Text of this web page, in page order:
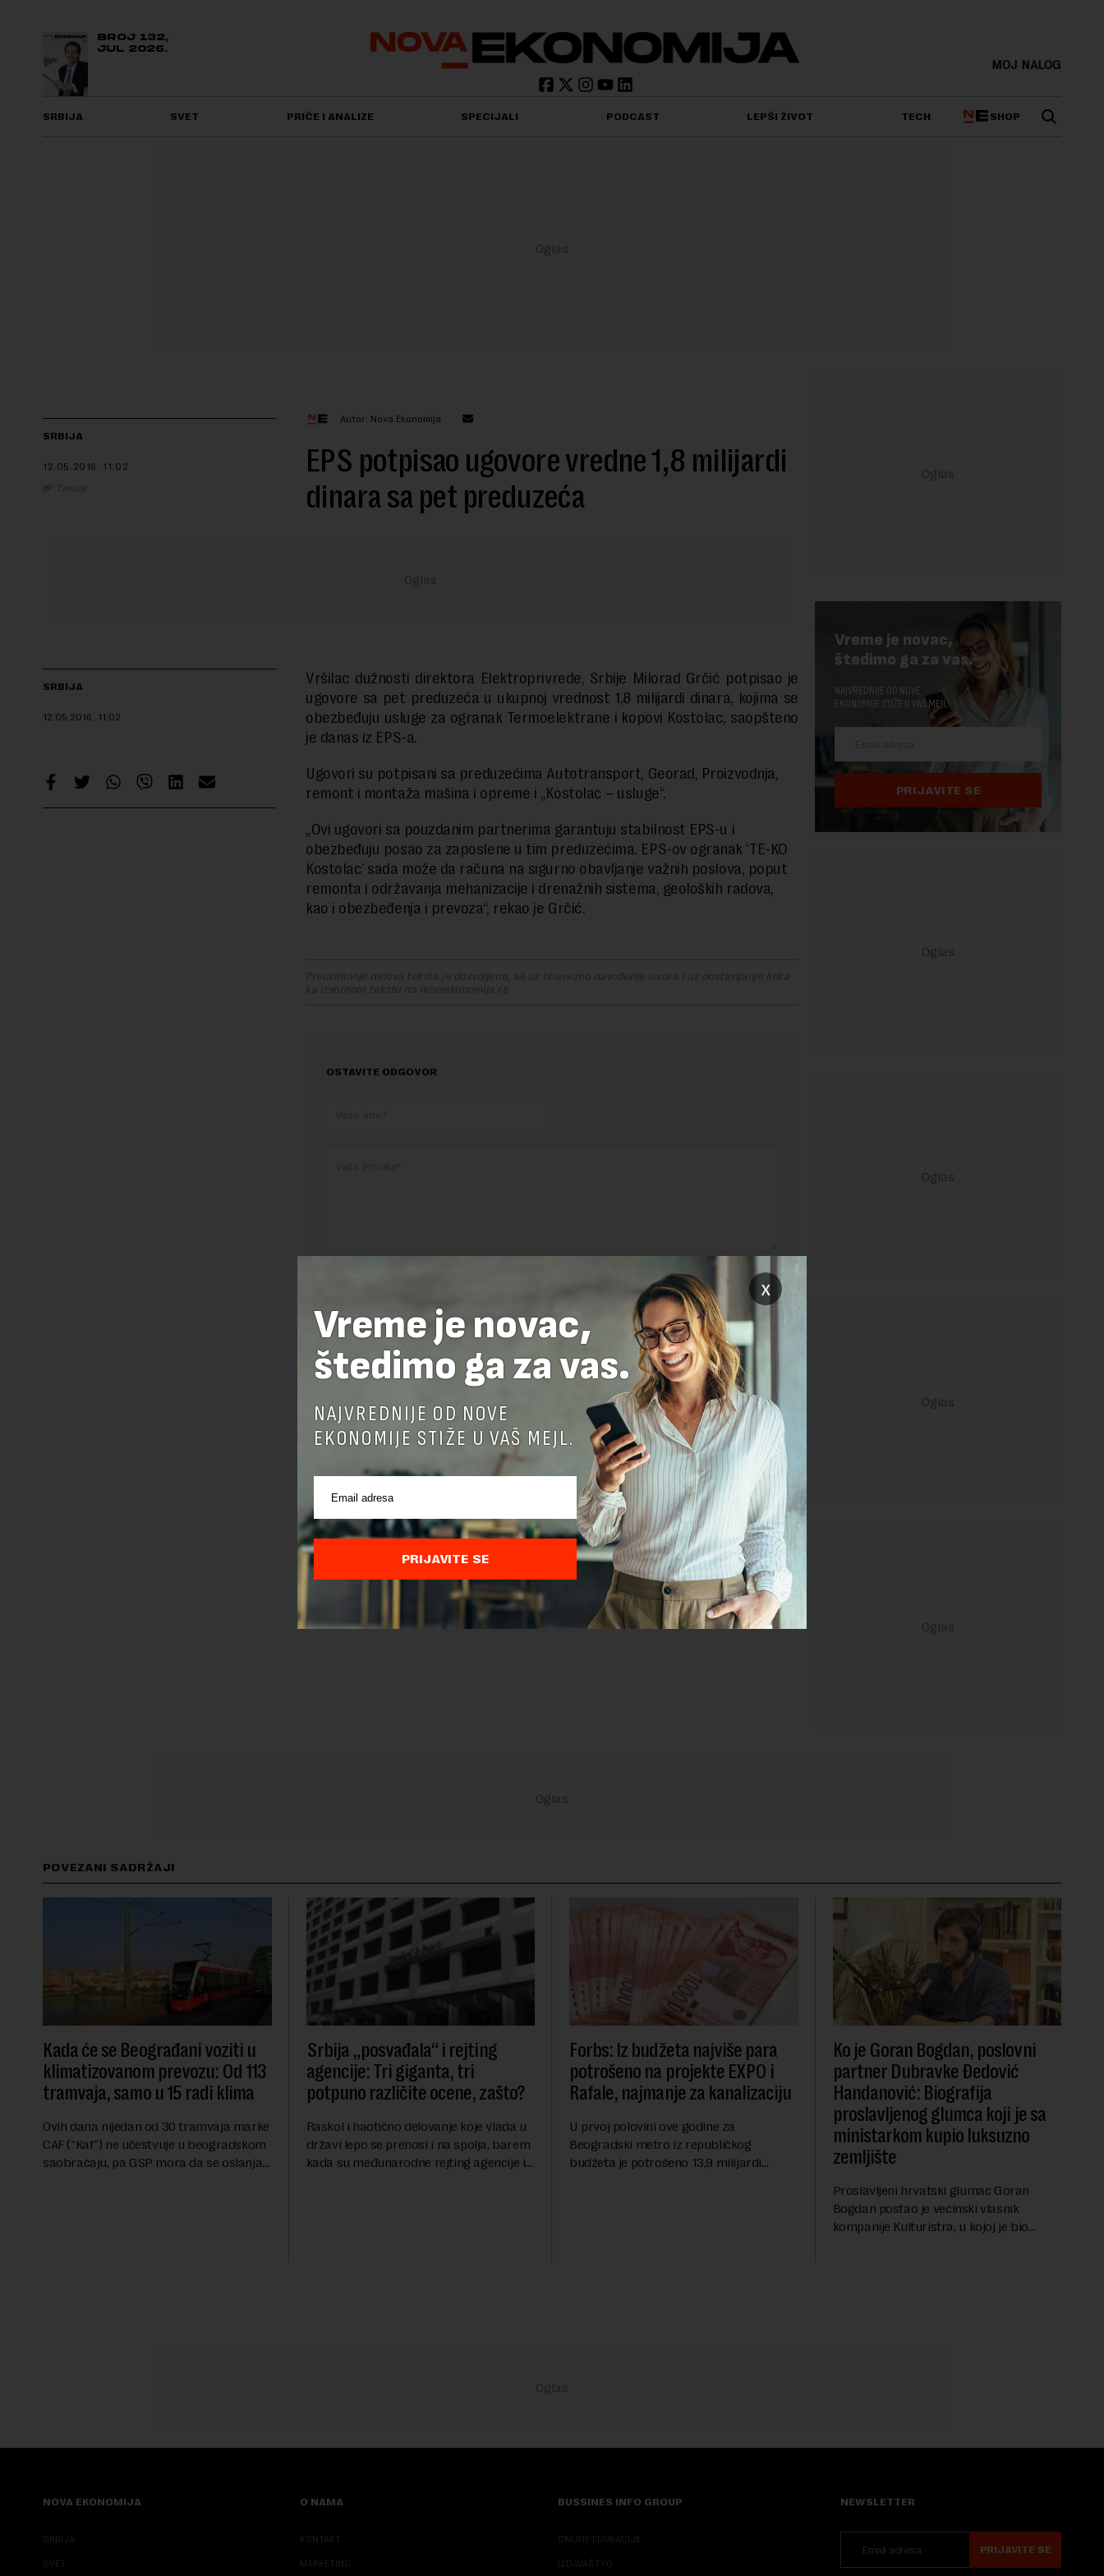
BROJ 132,
JUL 2026.
MOJ NALOG
SRBIJA SVET PRIČE I ANALIZE SPECIJALI PODCAST LEPŠI ŽIVOT TECH SHOP
SRBIJA
12.05.2016. 11:02
Tanjug
Autor: Nova Ekonomija
EPS potpisao ugovore vredne 1,8 milijardi
dinara sa pet preduzeća
SRBIJA
12.05.2016. 11:02
Vršilac dužnosti direktora Elektroprivrede, Srbije Milorad Grčić potpisao je
ugovore sa pet preduzeća u ukupnoj vrednost 1,8 milijardi dinara, kojima se
obezbeđuju usluge za ogranak Termoelektrane i kopovi Kostolac, saopšteno
je danas iz EPS-a.
Ugovori su potpisani sa preduzećima Autotransport, Georad, Proizvodnja,
remont i montaža mašina i opreme i „Kostolac – usluge“.
„Ovi ugovori sa pouzdanim partnerima garantuju stabilnost EPS-u i
obezbeđuju posao za zaposlene u tim preduzećima. EPS-ov ogranak ‘TE-KO
Kostolac’ sada može da računa na sigurno obavljanje važnih poslova, poput
remonta i održavanja mehanizacije i drenažnih sistema, geoloških radova,
kao i obezbeđenja i prevoza“, rekao je Grčić.
Preuzimanje delova teksta je dozvoljeno, ali uz obavezno navođenje izvora i uz postavljanje linka
ka izvornom tekstu na novaekonomija.rs
OSTAVITE ODGOVOR
Sajt je zaštićen pomocu reCaptcha i Google. Google Politika PrivatnostiiGoogle Uslovi
Korišćenjasu primenjeni.
Vreme je novac,
štedimo ga za vas.
NAJVREDNIJE OD NOVE
EKONOMIJE STIŽE U VAŠ MEJL.
PRIJAVITE SE
POVEZANI SADRŽAJI
Kada će se Beograđani voziti u
klimatizovanom prevozu: Od 113
tramvaja, samo u 15 radi klima
Ovih dana nijedan od 30 tramvaja marke
CAF ("Kaf") ne učestvuje u beogradskom
saobraćaju, pa GSP mora da se oslanja
Srbija „posvađala“ i rejting
agencije: Tri giganta, tri
potpuno različite ocene, zašto?
Raskol i haotično delovanje koje vlada u
državi lepo se prenosi i na spolja, barem
kada su međunarodne rejting agencije i
Forbs: Iz budžeta najviše para
potrošeno na projekte EXPO i
Rafale, najmanje za kanalizaciju
U prvoj polovini ove godine za
Beogradski metro iz republičkog
budžeta je potrošeno 13,9 milijardi
Ko je Goran Bogdan, poslovni
partner Dubravke Đedović
Handanović: Biografija
proslavljenog glumca koji je sa
ministarkom kupio luksuzno
zemljište
Proslavljeni hrvatski glumac Goran
Bogdan postao je većinski vlasnik
kompanije Kulturistra, u kojoj je bio
NOVA EKONOMIJA
SRBIJA
SVET
O NAMA
KONTAKT
MARKETING
BUSSINES INFO GROUP
ONLINE EDUKACIJE
IZDAVAŠTVO
NEWSLETTER
PRIJAVITE SE
x
Vreme je novac,
štedimo ga za vas.
NAJVREDNIJE OD NOVE
EKONOMIJE STIŽE U VAŠ MEJL.
PRIJAVITE SE